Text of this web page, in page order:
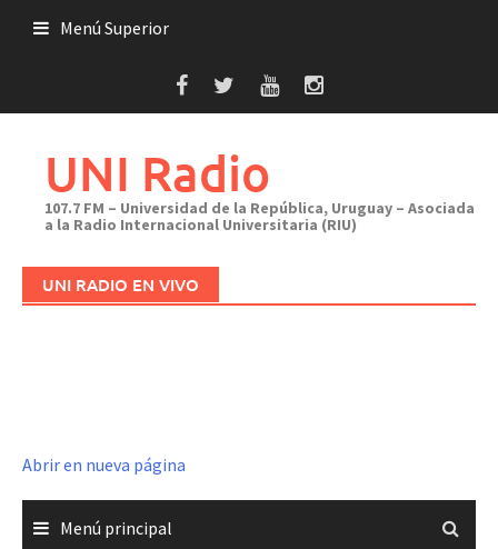
Menú Superior
UNI Radio
107.7 FM – Universidad de la República, Uruguay – Asociada
a la Radio Internacional Universitaria (RIU)
UNI RADIO EN VIVO
Abrir en nueva página
Menú principal